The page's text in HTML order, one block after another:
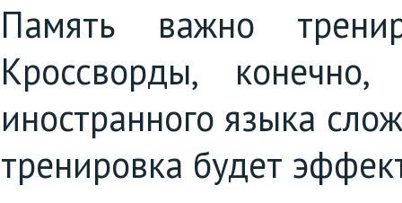
Память важно
Кроссворды,
иностранного языка
тренировка будет